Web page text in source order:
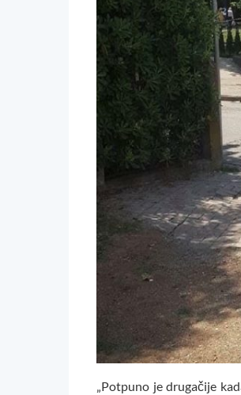
„Potpuno je drugačije